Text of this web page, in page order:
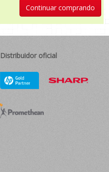
Continuar comprando
Distribuidor oficial